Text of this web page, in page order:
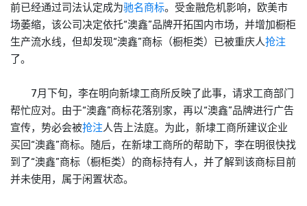
前已经通过司法认定成为驰名商标。受金融危机影响，欧美市
场萎缩，该公司决定依托“澳鑫”品牌开拓国内市场，并增加橱柜
生产流水线，但却发现“澳鑫”商标（橱柜类）已被重庆人抢注
了。
7月下旬，李在明向新埭工商所反映了此事，请求工商部门
帮忙应对。由于“澳鑫”商标花落别家，再以“澳鑫”品牌进行广告
宣传，势必会被抢注人告上法庭。为此，新埭工商所建议企业
买回“澳鑫”商标。随后，在新埭工商所的帮助下，李在明很快找
到了“澳鑫”商标（橱柜类）的商标持有人，并了解到该商标目前
并未使用，属于闲置状态。